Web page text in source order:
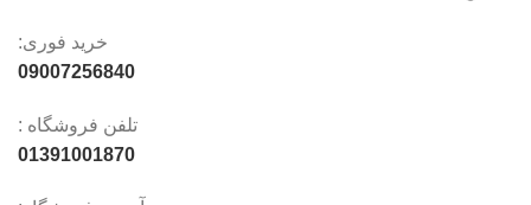
خرید فوری:
09007256840
تلفن فروشگاه :
01391001870